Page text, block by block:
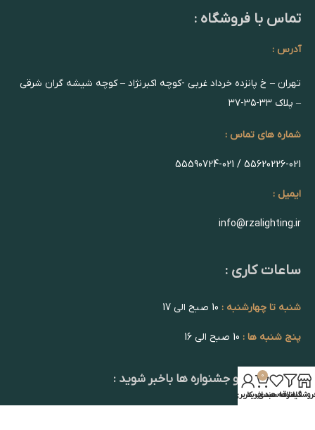
تماس با فروشگاه :
آدرس :
تهران – خ پانزده خرداد غربی -کوچه اکبرنژاد – کوچه شیشه گران شرقی
– پلاک ۳۳-۳۵-۳۷
شماره های تماس :
55620226-021 / 55590724-021
ایمیل :
info@rzalighting.ir
ساعات کاری :
شنبه تا چهارشنبه :
پنج شنبه ها :
از تخفیف ها و جشنواره ها باخبر شوید :
فیلترها
علاقه مندی
0
سبد خرید
حساب کاربری من